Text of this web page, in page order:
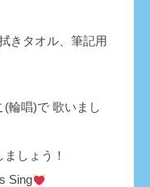
きタオル、筆記用
(輪唱)で 歌いまし
しょう！
Sing